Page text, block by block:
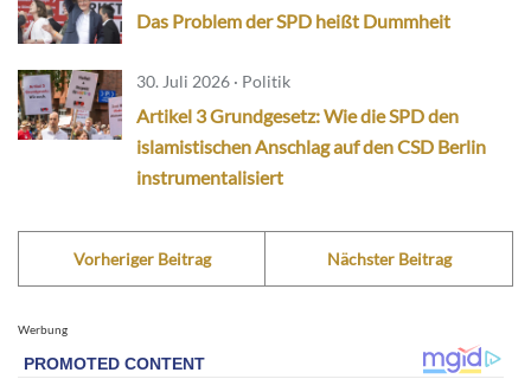
Das Problem der SPD heißt Dummheit
30. Juli 2026 · Politik
Artikel 3 Grundgesetz: Wie die SPD den
islamistischen Anschlag auf den CSD Berlin
instrumentalisiert
Vorheriger Beitrag Nächster Beitrag
Werbung